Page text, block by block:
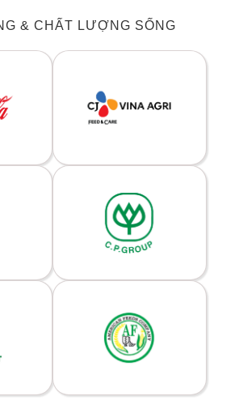
& CHẤT LƯỢNG SỐNG